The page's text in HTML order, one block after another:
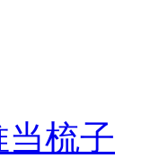
当梳子